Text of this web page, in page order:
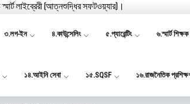
লাইব্রেরী (আত্নশুদ্ধির সফটওয়্যার)।
৩.লগ-ইন ৪.কাউন্সেলিং ৫.প্যারেন্টিং ৬.স্মার্ট
১৪.আইনি সেবা ১৫.SQSF ১৬.রাজনৈতিক